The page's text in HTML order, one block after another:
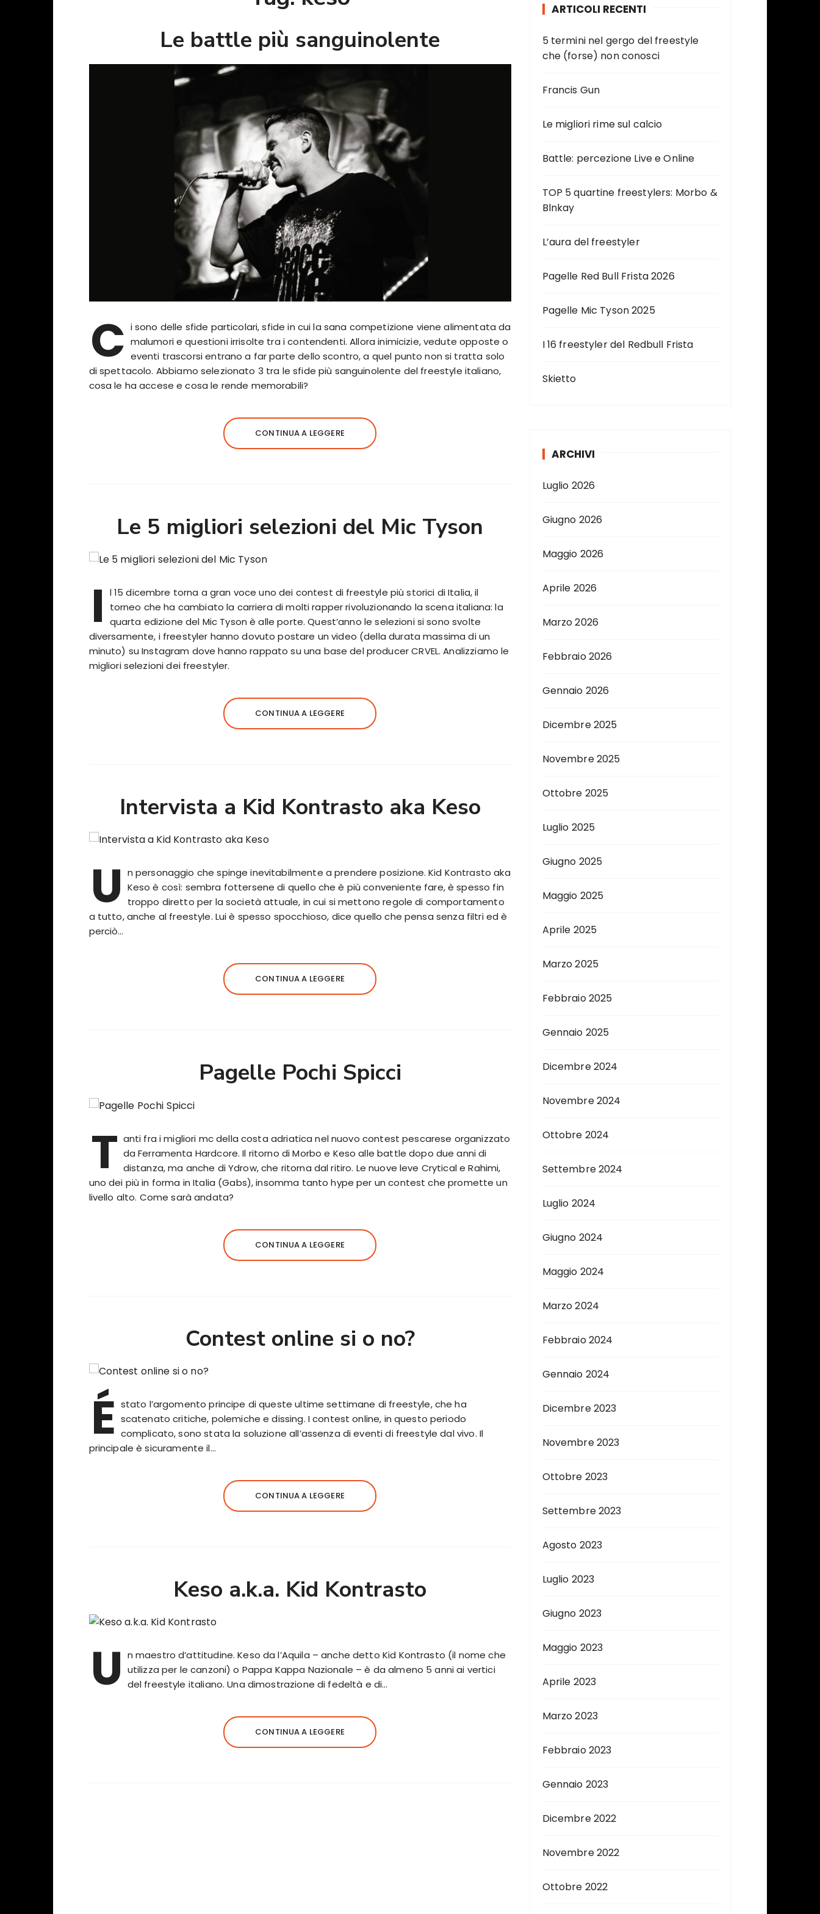
Le battle più sanguinolente
C i sono delle sfide particolari, sfide in cui la sana competizione viene alimentata da
malumori e questioni irrisolte tra i contendenti. Allora inimicizie, vedute opposte o
eventi trascorsi entrano a far parte dello scontro, a quel punto non si tratta solo
di spettacolo. Abbiamo selezionato 3 tra le sfide più sanguinolente del freestyle italiano,
cosa le ha accese e cosa le rende memorabili?
CONTINUA A LEGGERE
Le 5 migliori selezioni del Mic Tyson
I
l 15 dicembre torna a gran voce uno dei contest di freestyle più storici di Italia, il
torneo che ha cambiato la carriera di molti rapper rivoluzionando la scena italiana: la
quarta edizione del Mic Tyson è alle porte. Quest’anno le selezioni si sono svolte
diversamente, i freestyler hanno dovuto postare un video (della durata massima di un
minuto) su Instagram dove hanno rappato su una base del producer CRVEL. Analizziamo le
migliori selezioni dei freestyler.
CONTINUA A LEGGERE
Intervista a Kid Kontrasto aka Keso
U n personaggio che spinge inevitabilmente a prendere posizione. Kid Kontrasto aka
Keso è così: sembra fottersene di quello che è più conveniente fare, è spesso fin
troppo diretto per la società attuale, in cui si mettono regole di comportamento
a tutto, anche al freestyle. Lui è spesso spocchioso, dice quello che pensa senza filtri ed è
perciò…
CONTINUA A LEGGERE
Pagelle Pochi Spicci
T anti fra i migliori mc della costa adriatica nel nuovo contest pescarese organizzato
da Ferramenta Hardcore. Il ritorno di Morbo e Keso alle battle dopo due anni di
distanza, ma anche di Ydrow, che ritorna dal ritiro. Le nuove leve Crytical e Rahimi,
uno dei più in forma in Italia (Gabs), insomma tanto hype per un contest che promette un
livello alto. Come sarà andata?
CONTINUA A LEGGERE
Contest online si o no?
É stato l’argomento principe di queste ultime settimane di freestyle, che ha
scatenato critiche, polemiche e dissing. I contest online, in questo periodo
complicato, sono stata la soluzione all’assenza di eventi di freestyle dal vivo. Il
principale è sicuramente il…
CONTINUA A LEGGERE
Keso a.k.a. Kid Kontrasto
U n maestro d’attitudine. Keso da l’Aquila – anche detto Kid Kontrasto (il nome che
utilizza per le canzoni) o Pappa Kappa Nazionale – è da almeno 5 anni ai vertici
del freestyle italiano. Una dimostrazione di fedeltà e di…
CONTINUA A LEGGERE
ARTICOLI RECENTI
5 termini nel gergo del freestyle
che (forse) non conosci
Francis Gun
Le migliori rime sul calcio
Battle: percezione Live e Online
TOP 5 quartine freestylers: Morbo &
Blnkay
L’aura del freestyler
Pagelle Red Bull Frista 2026
Pagelle Mic Tyson 2025
I 16 freestyler del Redbull Frista
Skietto
ARCHIVI
Luglio 2026
Giugno 2026
Maggio 2026
Aprile 2026
Marzo 2026
Febbraio 2026
Gennaio 2026
Dicembre 2025
Novembre 2025
Ottobre 2025
Luglio 2025
Giugno 2025
Maggio 2025
Aprile 2025
Marzo 2025
Febbraio 2025
Gennaio 2025
Dicembre 2024
Novembre 2024
Ottobre 2024
Settembre 2024
Luglio 2024
Giugno 2024
Maggio 2024
Marzo 2024
Febbraio 2024
Gennaio 2024
Dicembre 2023
Novembre 2023
Ottobre 2023
Settembre 2023
Agosto 2023
Luglio 2023
Giugno 2023
Maggio 2023
Aprile 2023
Marzo 2023
Febbraio 2023
Gennaio 2023
Dicembre 2022
Novembre 2022
Ottobre 2022